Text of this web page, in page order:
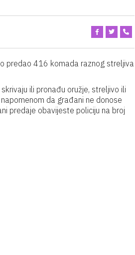
predao 416 komada raznog streljiva
ili pronađu oružje, streljivo ili
da građani ne donose
predaje obavijeste policiju na broj